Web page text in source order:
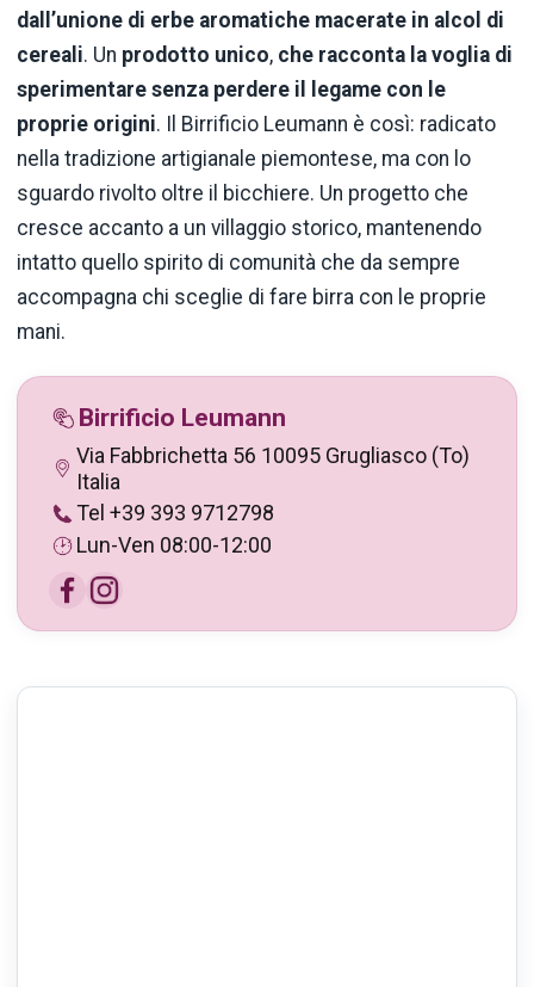
dall’unione di erbe aromatiche macerate in alcol di
cereali. Un prodotto unico, che racconta la voglia di
sperimentare senza perdere il legame con le
proprie origini. Il Birrificio Leumann è così: radicato
nella tradizione artigianale piemontese, ma con lo
sguardo rivolto oltre il bicchiere. Un progetto che
cresce accanto a un villaggio storico, mantenendo
intatto quello spirito di comunità che da sempre
accompagna chi sceglie di fare birra con le proprie
mani.
Birrificio Leumann
Via Fabbrichetta 56 10095 Grugliasco (To)
Italia
Tel +39 393 9712798
Lun-Ven 08:00-12:00